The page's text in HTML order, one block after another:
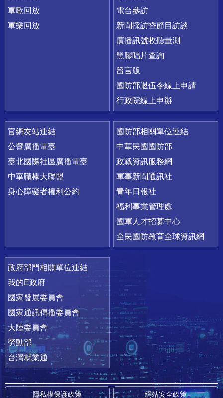
軍歌回放
軍樂回放
電台參訪
新聞採訪暨節目訪談
廣播訊號收聽量測
黑膠唱片查詢
留言版
國防部退伍令線上申請
行政院線上申辦
官網友站連結
公營廣播電臺
臺北國際社區廣播電臺
中華職棒大聯盟
身心障礙者權利公約
國防部相關單位連結
中華民國國防部
政戰資訊服務網
軍事新聞通訊社
青年日報社
福利事業管理處
國軍人才招募中心
全民國防教育全球資訊網
政府部門相關單位連結
我的E政府
國家發展委員會
國家通訊傳播委員會
大陸委員會
勞動部
台灣就業通
隱私權保護政策 網站安全政策